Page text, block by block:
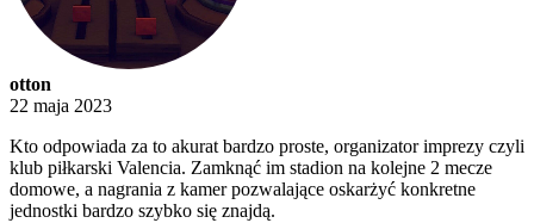
otton
22 maja 2023
Kto odpowiada za to akurat bardzo proste, organizator imprezy czyli
klub piłkarski Valencia. Zamknąć im stadion na kolejne 2 mecze
domowe, a nagrania z kamer pozwalające oskarżyć konkretne
jednostki bardzo szybko się znajdą.